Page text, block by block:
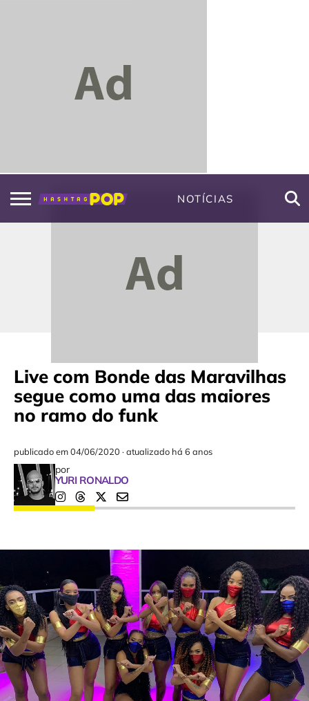
NOTÍCIAS
Live com Bonde das Maravilhas
segue como uma das maiores
no ramo do funk
publicado em04/06/2020 ·atualizado há 6 anos
por
YURI RONALDO